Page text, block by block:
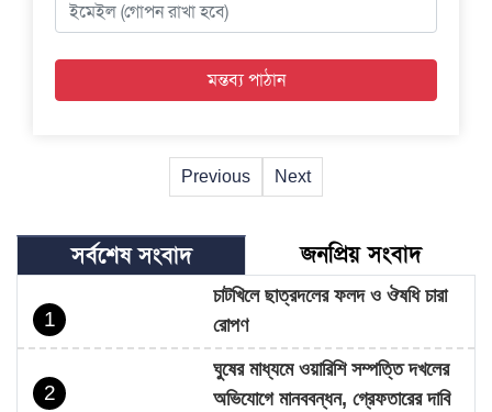
Previous Next
সর্বশেষ সংবাদ জনপ্রিয় সংবাদ
1
চাটখিলে ছাত্রদলের ফলদ ও ঔষধি চারা
রোপণ
2
ঘুষের মাধ্যমে ওয়ারিশি সম্পত্তি দখলের
অভিযোগে মানববন্ধন, গ্রেফতারের দাবি